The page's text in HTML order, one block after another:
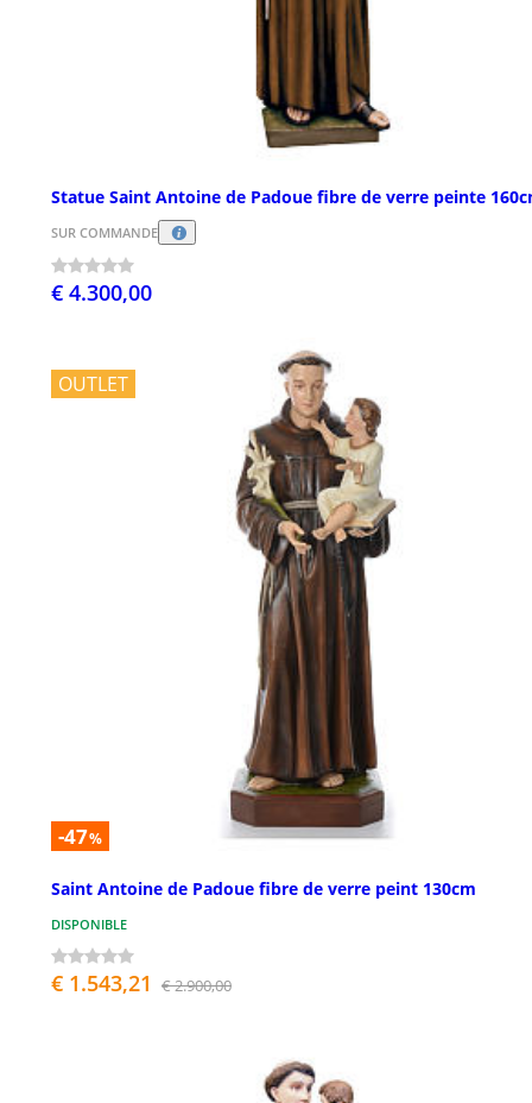
Statue Saint Antoine de Padoue fibre de verre peinte
SUR COMMANDE
€ 4.300,00
OUTLET
-47%
Saint Antoine de Padoue fibre de verre peint 130cm
DISPONIBLE
€ 1.543,21 € 2.900,00